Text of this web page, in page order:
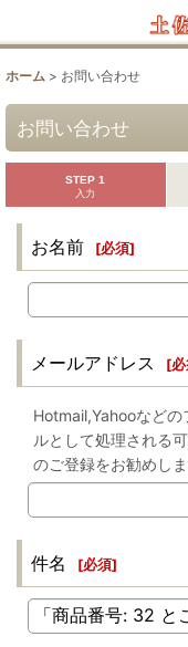
ホーム > お問い合わせ
お問い合わせ
STEP 1
入力
お名前 [必須]
メールアドレス [
Hotmail,Yahooなど
ルとして処理される
のご登録をお勧めしま
件名 [必須]